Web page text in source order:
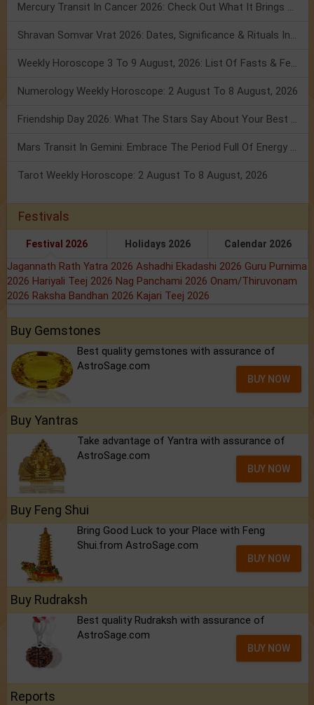
Mercury Transit In Cancer 2026: Check Out What It Brings For You
Shravan Somvar Vrat 2026: Dates, Significance & Rituals In August
Weekly Horoscope 3 To 9 August, 2026: List Of Fasts & Festivals
Numerology Weekly Horoscope: 2 August To 8 August, 2026
Friendship Day 2026: What The Stars Say About Your Best Friend!
Mars Transit In Gemini: Embrace The Period Full Of Energy & Intelligence
Tarot Weekly Horoscope: 2 August To 8 August, 2026
Festivals
Festival 2026 Holidays 2026 Calendar 2026
Jagannath Rath Yatra 2026 Ashadhi Ekadashi 2026 Guru Purnima
2026 Hariyali Teej 2026 Nag Panchami 2026 Onam/Thiruvonam
2026 Raksha Bandhan 2026 Kajari Teej 2026
Buy Gemstones
Best quality gemstones with assurance of
AstroSage.com
BUY NOW
Buy Yantras
Take advantage of Yantra with assurance of
AstroSage.com
BUY NOW
Buy Feng Shui
Bring Good Luck to your Place with Feng
Shui.from AstroSage.com
BUY NOW
Buy Rudraksh
Best quality Rudraksh with assurance of
AstroSage.com
BUY NOW
Reports